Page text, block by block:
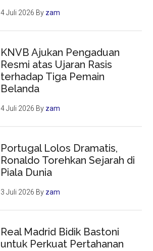
4 Juli 2026 By zam
KNVB Ajukan Pengaduan
Resmi atas Ujaran Rasis
terhadap Tiga Pemain
Belanda
4 Juli 2026 By zam
Portugal Lolos Dramatis,
Ronaldo Torehkan Sejarah di
Piala Dunia
3 Juli 2026 By zam
Real Madrid Bidik Bastoni
untuk Perkuat Pertahanan